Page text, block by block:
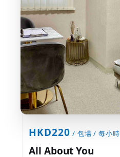
HKD220 / 包場 / 每小時
All About You